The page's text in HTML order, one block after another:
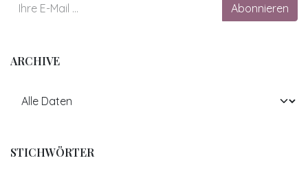
Abonnieren
ARCHIVE
STICHWÖRTER